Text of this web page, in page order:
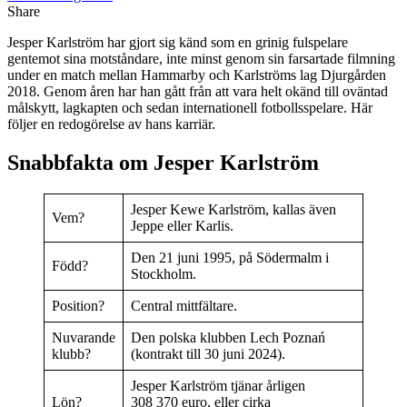
Share
Jesper Karlström har gjort sig känd som en grinig fulspelare
gentemot sina motståndare, inte minst genom sin farsartade filmning
under en match mellan Hammarby och Karlströms lag Djurgården
2018. Genom åren har han gått från att vara helt okänd till oväntad
målskytt, lagkapten och sedan internationell fotbollsspelare. Här
följer en redogörelse av hans karriär.
Snabbfakta om Jesper Karlström
Vem?
Jesper Kewe Karlström, kallas även
Jeppe eller Karlis.
Född?
Den 21 juni 1995, på Södermalm i
Stockholm.
Position? Central mittfältare.
Nuvarande
klubb?
Den polska klubben Lech Poznań
(kontrakt till 30 juni 2024).
Lön?
Jesper Karlström tjänar årligen
308 370 euro, eller cirka